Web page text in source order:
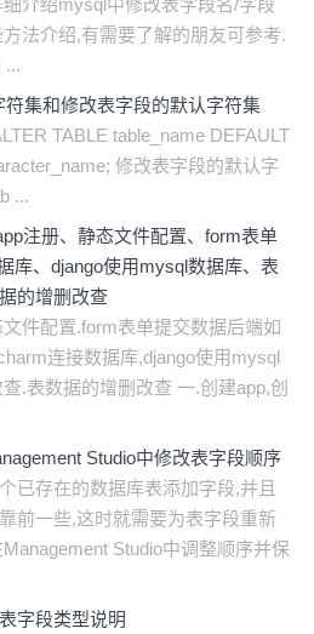
介绍mysql中修改表字段名/字段
法介绍,有需要了解的朋友可参考.
...
集和修改表字段的默认字符集
TABLE table_name DEFAULT
修改表字段的默认字
...
注册、静态文件配置、form表单
库、django使用mysql数据库、表
的增删改查
件配置.form表单提交数据后端如
连接数据库,django使用mysql
.表数据的增删改查 一.创建app,创
Studio中修改表字段顺序
已存在的数据库表添加字段,并且
前一些,这时就需要为表字段重新
Studio中调整顺序并保
字段类型说明